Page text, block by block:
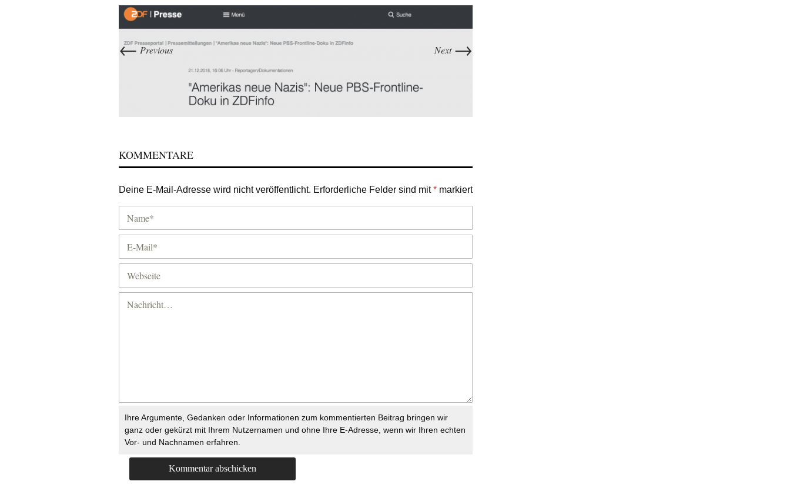
← Previous Next →
KOMMENTARE
Deine E-Mail-Adresse wird nicht veröffentlicht. Erforderliche Felder sind mit* markiert
Ihre Argumente, Gedanken oder Informationen zum kommentierten Beitrag bringen wir
ganz oder gekürzt mit Ihrem Nutzernamen und ohne Ihre E-Adresse, wenn wir Ihren echten
Vor- und Nachnamen erfahren.